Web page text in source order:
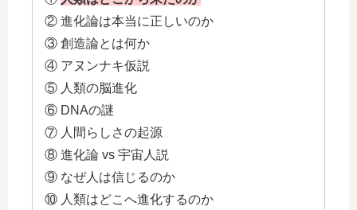
② 進化論は本当に正しいのか
③ 創造論とは何か
④ アヌンナキ仮説
⑤ 人類の脳進化
⑥ DNAの謎
⑦ 人間らしさの起源
⑧ 進化論 vs 宇宙人説
⑨ なぜ人は信じるのか
⑩ 人類はどこへ進化するのか